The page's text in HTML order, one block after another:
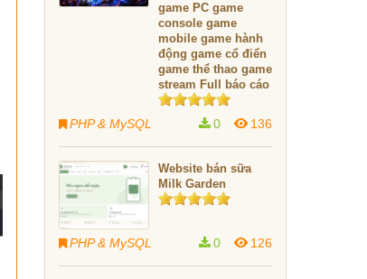
game PC game
console game
mobile game hành
động game cổ điển
game thể thao game
stream Full báo cáo
PHP & MySQL 136
0
Website bán sữa
Milk Garden
PHP & MySQL 126
0